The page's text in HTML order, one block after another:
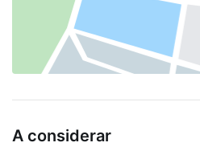
Senderismo
Asistencia turística
Desayuno continental
Alquiler de bicicletas
A considerar